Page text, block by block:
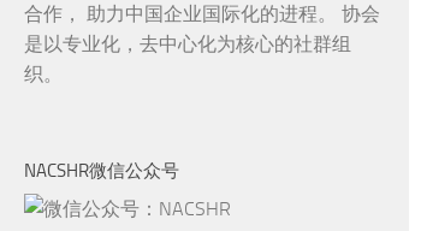
合作， 助力中国企业国际化的进程。 协会
是以专业化，去中心化为核心的社群组
织。
NACSHR微信公众号